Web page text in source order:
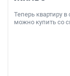
Теперь квартиру
можно купить со